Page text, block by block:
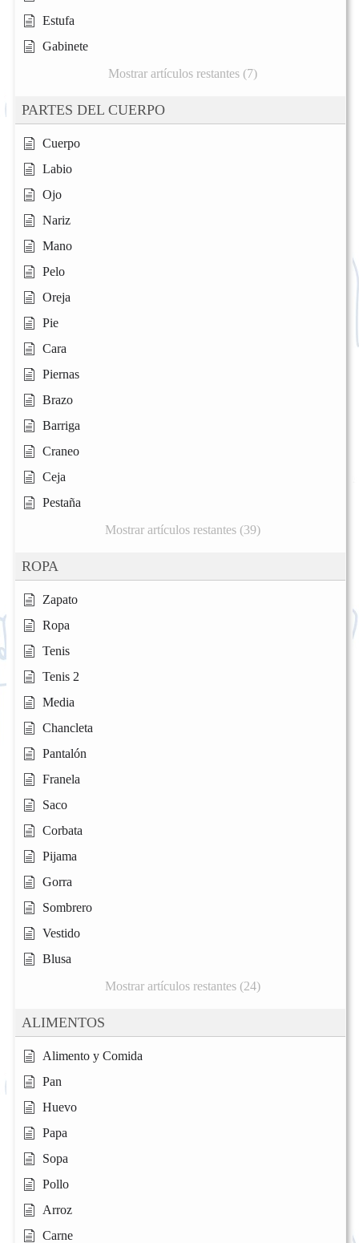
Estufa
Gabinete
Mostrar artículos restantes (7)
PARTES DEL CUERPO
Cuerpo
Labio
Ojo
Nariz
Mano
Pelo
Oreja
Pie
Cara
Piernas
Brazo
Barriga
Craneo
Ceja
Pestaña
Mostrar artículos restantes (39)
ROPA
Zapato
Ropa
Tenis
Tenis 2
Media
Chancleta
Pantalón
Franela
Saco
Corbata
Pijama
Gorra
Sombrero
Vestido
Blusa
Mostrar artículos restantes (24)
ALIMENTOS
Alimento y Comida
Pan
Huevo
Papa
Sopa
Pollo
Arroz
Carne